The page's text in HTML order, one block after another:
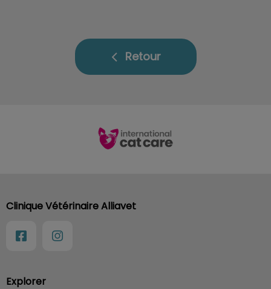
Retour
Explorer
Clinique Vétérinaire Alliavet